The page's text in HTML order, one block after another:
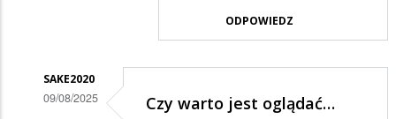
ODPOWIEDZ
SAKE2020
09/08/2025 Czy warto jest oglądać…